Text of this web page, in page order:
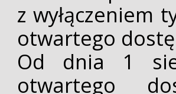
z wyłączeniem
otwartego
Od dnia 1
otwartego